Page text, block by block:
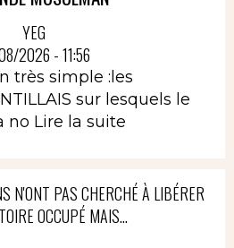
YEG
2026 - 11:56
très simple :les
sur lesquels le
no Lire la suite
N'ONT PAS CHERCHÉ À LIBÉRER
OCCUPÉ MAIS...